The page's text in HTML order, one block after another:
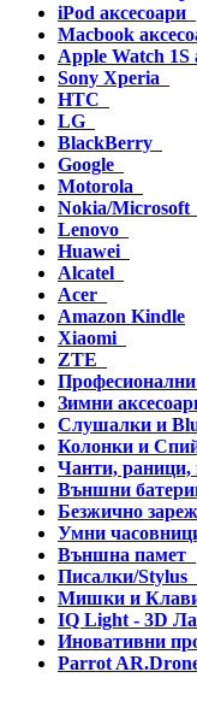
iPod аксесоари
Macbook
Apple Watch 1S
Sony Xperia
HTC
LG
BlackBerry
Google
Motorola
Nokia/Microsoft
Lenovo
Huawei
Alcatel
Acer
Amazon Kindle
Xiaomi
ZTE
Професионални
Зимни
Слушалки и
Колонки и
Чанти, раници,
Външни
Безжично
Умни
Външна памет
Писалки/Stylus
Мишки и
IQ Light - 3D
Иновативни
Parrot